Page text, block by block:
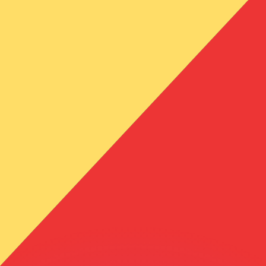
battre les taux des concurrents.
Ceci est fourni à titre informatif uniquement.
avec Xe ?